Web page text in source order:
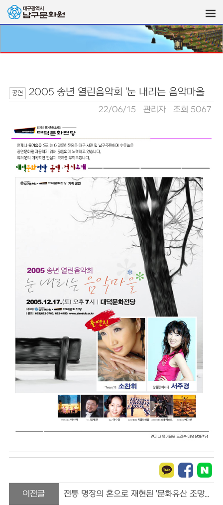
공연 2005 송년 열린음악회 '눈 내리는 음악마을
22/06/15 관리자 조회 5067
이전글 전통 명장의 혼으로 재현된 '문화유산 조망전'